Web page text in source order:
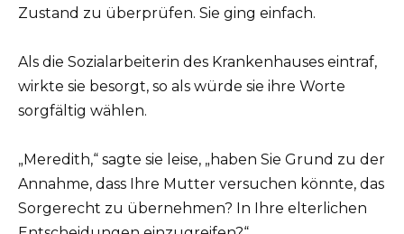
Zustand zu überprüfen. Sie ging einfach.
Als die Sozialarbeiterin des Krankenhauses eintraf,
wirkte sie besorgt, so als würde sie ihre Worte
sorgfältig wählen.
„Meredith,“ sagte sie leise, „haben Sie Grund zu der
Annahme, dass Ihre Mutter versuchen könnte, das
Sorgerecht zu übernehmen? In Ihre elterlichen